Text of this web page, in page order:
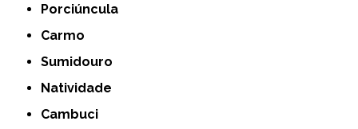
Porciúncula
Carmo
Sumidouro
Natividade
Cambuci